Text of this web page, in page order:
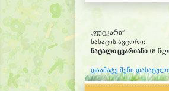
„ფუტკარი“
ნახატის ავტორი:
ნატალი ცვარიანი (6
დაამატე შენი